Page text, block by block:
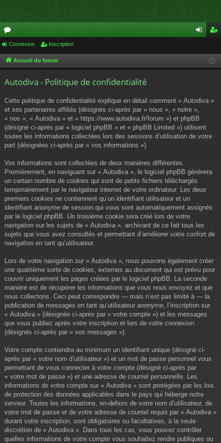
or
u cri
Connexion Inscription
Accueil du forum
Autodiva - Politique de confidentialité
Cette politique de confidentialité explique en détail comment « Autodiva »
et ses partenaires affiliés (désignés ci-après par « nous », « notre »,
« nos », « Autodiva » et « https://www.autodiva.fr/forum ») et phpBB
(désigné ci-après par « logiciel phpBB » et « phpBB Limited ») utilisent
toutes les informations collectées lors des sessions d’utilisation de votre
part (désignées ci-après par « vos informations »).
Vos informations sont collectées de deux manières différentes.
Premièrement, en naviguant sur « Autodiva », le logiciel phpBB génèrera
un certain nombre de cookies qui sont de petits fichiers téléchargés
temporairement par le navigateur internet de votre ordinateur. Les deux
premiers cookies ne contiennent qu’un identifiant utilisateur et un
identifiant anonyme de session qui vous sont automatiquement assignés
par le logiciel phpBB. Un troisième cookie sera créé lors de votre
navigation sur les sujets de « Autodiva », archivant de ce fait tous les
sujets que vous avez consultés et permettant d’améliorer votre confort de
navigation en tant qu’utilisateur.
Lors de votre navigation sur « Autodiva », nous pouvons également créer
une quatrième sorte de cookies, externes au document qui est prévu pour
couvrir uniquement les pages créées par le logiciel phpBB. La seconde
manière est de récupérer les informations que vous nous envoyez et que
nous collectons. Ceci peut correspondre — mais n’est pas limité à — la
publication de messages en tant qu’utilisateur anonyme, l’inscription sur
« Autodiva » (désignée ci-après par « votre compte ») et les messages
que vous publiez après votre inscription et lors de votre connexion
(désignés ci-après par « vos messages »).
Votre compte contiendra au minimum un identifiant unique (désigné ci-
après par « votre nom d’utilisateur ») et un mot de passe personnel vous
permettant de vous connecter à votre compte (désigné ci-après par
« votre mot de passe ») et une adresse de courriel personnelle. Les
informations de votre compte sur « Autodiva » sont protégées par les lois
de protection des données applicables dans le pays qui héberge notre
serveur. Toutes les informations, en-dehors de votre nom d’utilisateur, de
votre mot de passe et de votre adresse de courriel requis par « Autodiva »
durant votre inscription, sont obligatoires ou facultatives, à la seule
discrétion de « Autodiva ». Dans tous les cas, vous pouvez contrôler
quelles informations de votre compte vous souhaitez rendre publiques ou